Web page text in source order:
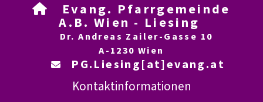

Evang. Pfarrgemeinde
A.B. Wien - Liesing
Dr. Andreas Zailer-Gasse 10
A-1230 Wien
 PG.Liesing[at]evang.at
Kontaktinformationen